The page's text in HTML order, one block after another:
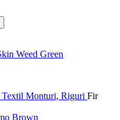
Textil Monturi, Riguri Fir